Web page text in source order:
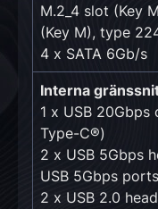
M.2_4 slot (Key
(Key M), type
4 x SATA 6Gb/s
Interna
1 x USB
Type-C®)
2 x USB 5Gbps
USB 5Gbps ports
2 x USB 2.0